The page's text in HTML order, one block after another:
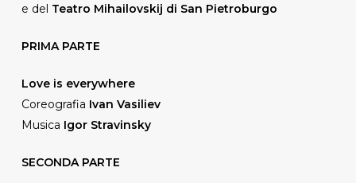
e del Teatro Mihailovskij di San Pietroburgo
PRIMA PARTE
Love is everywhere
Coreografia Ivan Vasiliev
Musica Igor Stravinsky
SECONDA PARTE